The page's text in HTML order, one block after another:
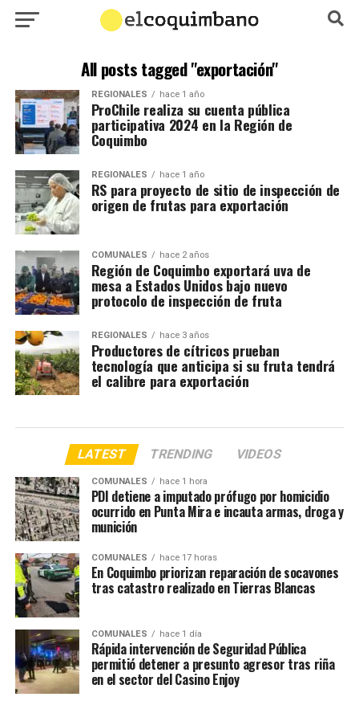
All posts tagged "exportación"
REGIONALES hace 1 año
ProChile realiza su cuenta pública
participativa 2024 en la Región de
Coquimbo
REGIONALES hace 1 año
RS para proyecto de sitio de inspección de
origen de frutas para exportación
COMUNALES hace 2 años
Región de Coquimbo exportará uva de
mesa a Estados Unidos bajo nuevo
protocolo de inspección de fruta
REGIONALES hace 3 años
Productores de cítricos prueban
tecnología que anticipa si su fruta tendrá
el calibre para exportación
LATEST TRENDING VIDEOS
COMUNALES hace 1 hora
PDI detiene a imputado prófugo por homicidio
ocurrido en Punta Mira e incauta armas, droga y
munición
COMUNALES hace 17 horas
En Coquimbo priorizan reparación de socavones
tras catastro realizado en Tierras Blancas
COMUNALES hace 1 día
Rápida intervención de Seguridad Pública
permitió detener a presunto agresor tras riña
en el sector del Casino Enjoy